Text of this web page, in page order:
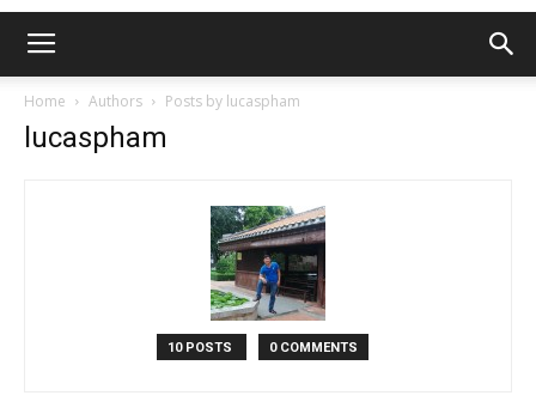
Home Authors Posts by lucaspham
lucaspham
10 POSTS 0 COMMENTS